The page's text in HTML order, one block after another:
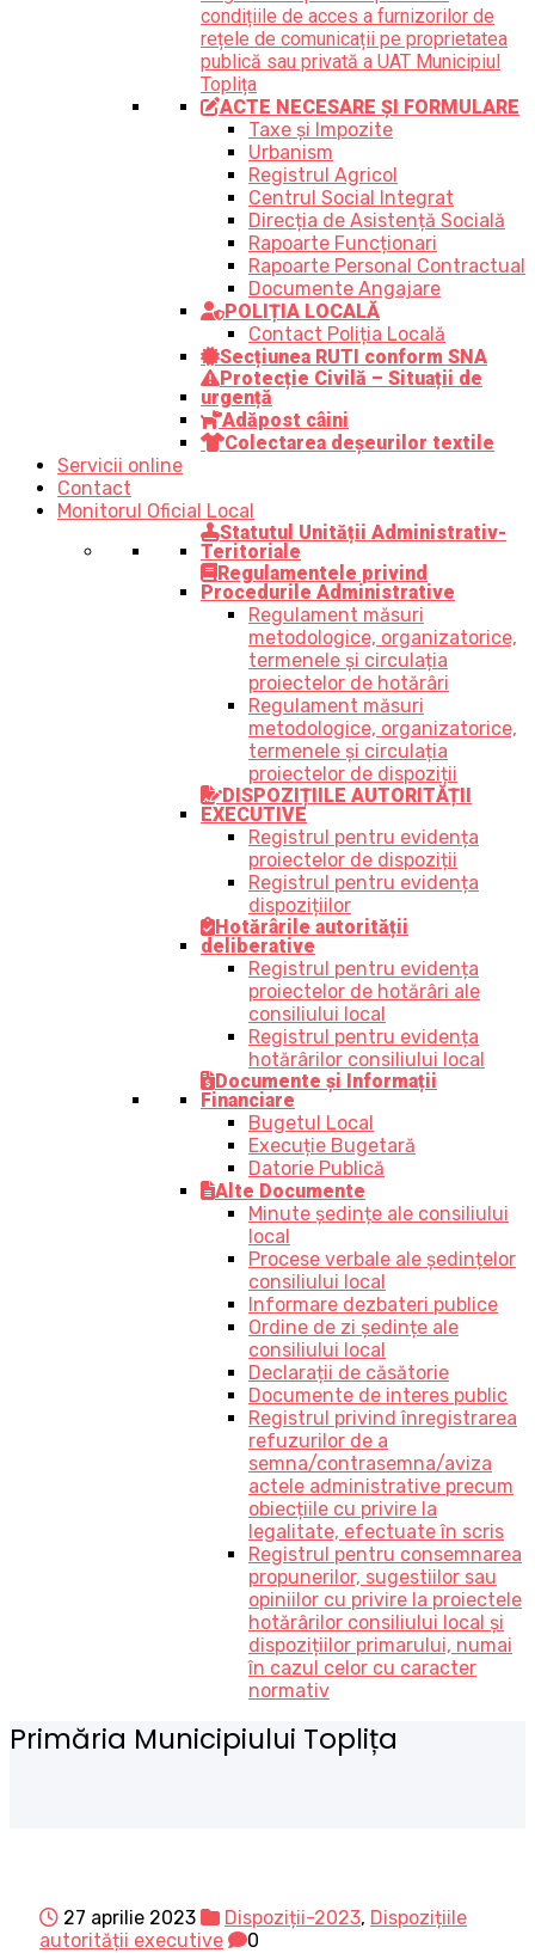
condițiile de acces a furnizorilor de
rețele de comunicații pe proprietatea
publică sau privată a UAT Municipiul
Toplița
ACTE NECESARE ȘI FORMULARE
Taxe și Impozite
Urbanism
Registrul Agricol
Centrul Social Integrat
Direcția de Asistență Socială
Rapoarte Funcționari
Rapoarte Personal Contractual
Documente Angajare
POLIȚIA LOCALĂ
Contact Poliția Locală
Secțiunea RUTI conform SNA
Protecție Civilă – Situații de
urgență
Adăpost câini
Colectarea deșeurilor textile
Servicii online
Contact
Monitorul Oficial Local
Statutul Unității Administrativ-
Teritoriale
Regulamentele privind
Procedurile Administrative
Regulament măsuri
metodologice, organizatorice,
termenele și circulația
proiectelor de hotărâri
Regulament măsuri
metodologice, organizatorice,
termenele și circulația
proiectelor de dispoziții
DISPOZIȚIILE AUTORITĂȚII
EXECUTIVE
Registrul pentru evidența
proiectelor de dispoziții
Registrul pentru evidența
dispozițiilor
Hotărârile autorității
deliberative
Registrul pentru evidența
proiectelor de hotărâri ale
consiliului local
Registrul pentru evidența
hotărârilor consiliului local
Documente și Informații
Financiare
Bugetul Local
Execuție Bugetară
Datorie Publică
Alte Documente
Minute ședințe ale consiliului
local
Procese verbale ale ședințelor
consiliului local
Informare dezbateri publice
Ordine de zi ședințe ale
consiliului local
Declarații de căsătorie
Documente de interes public
Registrul privind înregistrarea
refuzurilor de a
semna/contrasemna/aviza
actele administrative precum
obiecțiile cu privire la
legalitate, efectuate în scris
Registrul pentru consemnarea
propunerilor, sugestiilor sau
opiniilor cu privire la proiectele
hotărârilor consiliului local și
dispozițiilor primarului, numai
în cazul celor cu caracter
normativ
Primăria Municipiului Toplița
27 aprilie 2023 Dispoziții-2023, Dispozițiile
autorității executive
0